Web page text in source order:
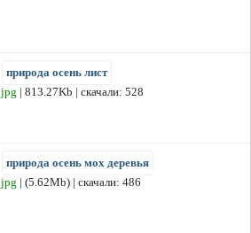
природа осень лист
jpg | 813.27Kb | скачали: 528
природа осень мох деревья
jpg | (5.62Mb) | скачали: 486